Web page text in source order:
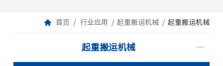
首页 行业应用 起重搬运机械 起重搬运机械
起重搬运机械